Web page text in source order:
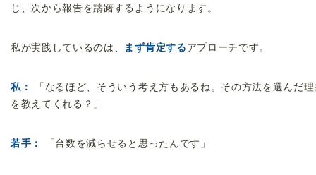
じ、次から報告を躊躇するようになります。
私が実践しているのは、 まず肯定する アプローチです。
私：
「なるほど、そういう考え方もあるね。その方法を選んだ理
を教えてくれる？」
若手： 「台数を減らせると思ったんです」